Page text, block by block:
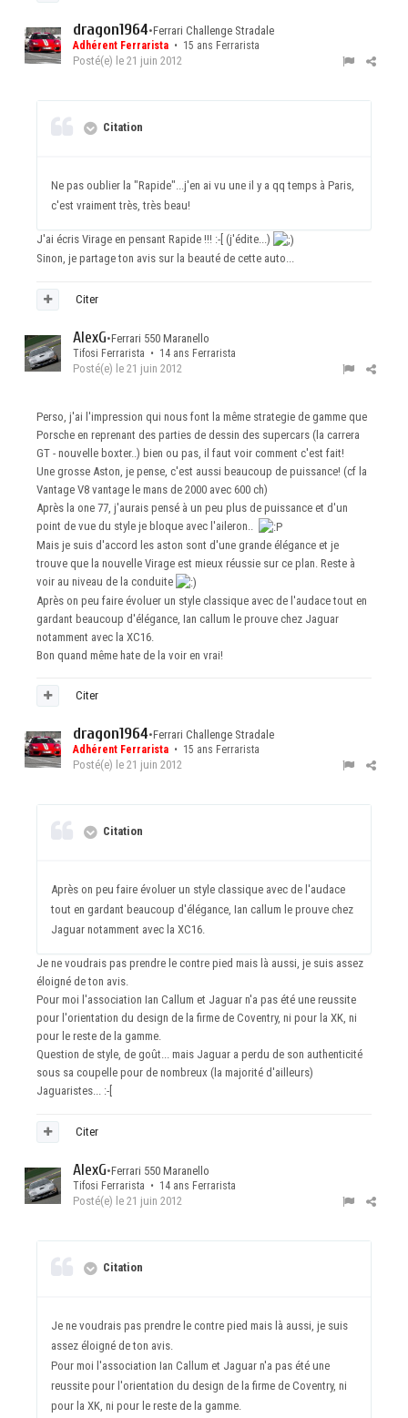
dragon1964•Ferrari Challenge Stradale
Adhérent Ferrarista • 15 ans Ferrarista
Posté(e) le 21 juin 2012
Citation
Ne pas oublier la "Rapide"...j'en ai vu une il y a qq temps à Paris,
c'est vraiment très, très beau!
J'ai écris Virage en pensant Rapide !!! :-[ (j'édite...)
Sinon, je partage ton avis sur la beauté de cette auto...
Citer
AlexG•Ferrari 550 Maranello
Tifosi Ferrarista • 14 ans Ferrarista
Posté(e) le 21 juin 2012
Perso, j'ai l'impression qui nous font la même strategie de gamme que
Porsche en reprenant des parties de dessin des supercars (la carrera
GT - nouvelle boxter..) bien ou pas, il faut voir comment c'est fait!
Une grosse Aston, je pense, c'est aussi beaucoup de puissance! (cf la
Vantage V8 vantage le mans de 2000 avec 600 ch)
Après la one 77, j'aurais pensé à un peu plus de puissance et d'un
point de vue du style je bloque avec l'aileron..
Mais je suis d'accord les aston sont d'une grande élégance et je
trouve que la nouvelle Virage est mieux réussie sur ce plan. Reste à
voir au niveau de la conduite
Après on peu faire évoluer un style classique avec de l'audace tout en
gardant beaucoup d'élégance, Ian callum le prouve chez Jaguar
notamment avec la XC16.
Bon quand même hate de la voir en vrai!
Citer
dragon1964•Ferrari Challenge Stradale
Adhérent Ferrarista • 15 ans Ferrarista
Posté(e) le 21 juin 2012
Citation
Après on peu faire évoluer un style classique avec de l'audace
tout en gardant beaucoup d'élégance, Ian callum le prouve chez
Jaguar notamment avec la XC16.
Je ne voudrais pas prendre le contre pied mais là aussi, je suis assez
éloigné de ton avis.
Pour moi l'association Ian Callum et Jaguar n'a pas été une reussite
pour l'orientation du design de la firme de Coventry, ni pour la XK, ni
pour le reste de la gamme.
Question de style, de goût... mais Jaguar a perdu de son authenticité
sous sa coupelle pour de nombreux (la majorité d'ailleurs)
Jaguaristes... :-[
Citer
AlexG•Ferrari 550 Maranello
Tifosi Ferrarista • 14 ans Ferrarista
Posté(e) le 21 juin 2012
Citation
Je ne voudrais pas prendre le contre pied mais là aussi, je suis
assez éloigné de ton avis.
Pour moi l'association Ian Callum et Jaguar n'a pas été une
reussite pour l'orientation du design de la firme de Coventry, ni
pour la XK, ni pour le reste de la gamme.